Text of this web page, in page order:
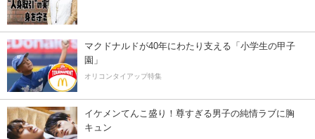
マクドナルドが40年にわたり支える「小学生の甲子
園」
オリコンタイアップ特集
イケメンてんこ盛り！尊すぎる男子の純情ラブに胸
キュン